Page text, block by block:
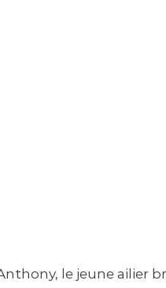
le jeune ailier